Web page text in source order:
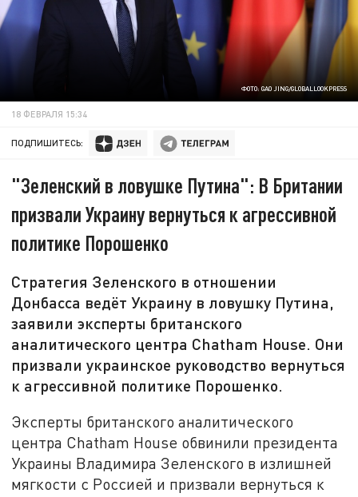
ФОТО: GAO JING/GLOBALLOOKPRESS
18 ФЕВРАЛЯ 15:34
ПОДПИШИТЕСЬ:
"Зеленский в ловушке Путина": В Британии
призвали Украину вернуться к агрессивной
политике Порошенко
Стратегия Зеленского в отношении
Донбасса ведёт Украину в ловушку Путина,
заявили эксперты британского
аналитического центра Chatham House. Они
призвали украинское руководство вернуться
к агрессивной политике Порошенко.
Эксперты британского аналитического
центра Chatham House обвинили президента
Украины Владимира Зеленского в излишней
мягкости с Россией и призвали вернуться к